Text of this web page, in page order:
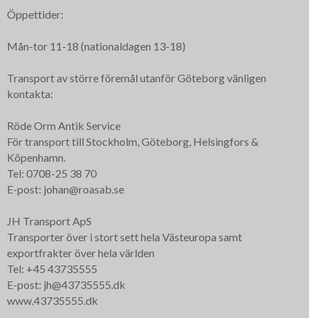
Öppettider:
Mån-tor 11-18 (nationaldagen 13-18)
Transport av större föremål utanför Göteborg vänligen
kontakta:
Röde Orm Antik Service
För transport till Stockholm, Göteborg, Helsingfors &
Köpenhamn.
Tel: 0708-25 38 70
E-post: johan@roasab.se
JH Transport ApS
Transporter över i stort sett hela Västeuropa samt
exportfrakter över hela världen
Tel: +45 43735555
E-post: jh@43735555.dk
www.43735555.dk